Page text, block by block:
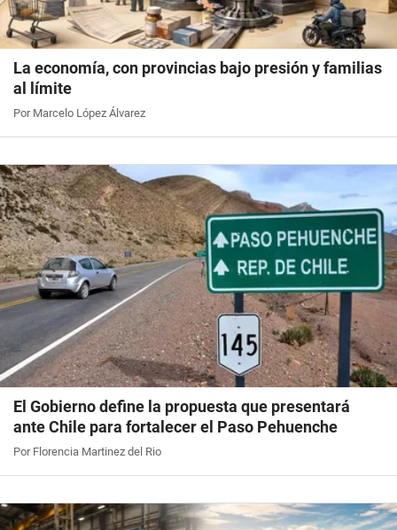
La economía, con provincias bajo presión y familias
al límite
Por Marcelo López Álvarez
El Gobierno define la propuesta que presentará
ante Chile para fortalecer el Paso Pehuenche
Por Florencia Martinez del Rio